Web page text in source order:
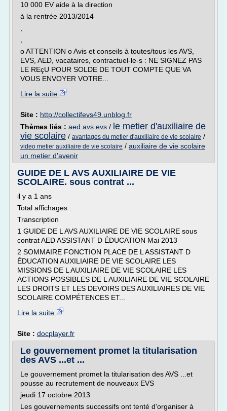
10 000 EV aide à la direction
à la rentrée 2013/2014
o ATTENTION o Avis et conseils à toutes/tous les AVS,
EVS, AED, vacataires, contractuel-le-s : NE SIGNEZ PAS
LE REçU POUR SOLDE DE TOUT COMPTE QUE VA
VOUS ENVOYER VOTRE...
Lire la suite
Site : http://collectifevs49.unblog.fr
Thèmes liés : aed avs evs / le metier d'auxiliaire de
vie scolaire / avantages du metier d'auxiliaire de vie scolaire /
video metier auxiliaire de vie scolaire / auxiliaire de vie scolaire
un metier d'avenir
GUIDE DE L AVS AUXILIAIRE DE VIE
SCOLAIRE. sous contrat ...
il y a 1 ans
Total affichages :
Transcription
1 GUIDE DE L AVS AUXILIAIRE DE VIE SCOLAIRE sous
contrat AED ASSISTANT D ÉDUCATION Mai 2013
2 SOMMAIRE FONCTION PLACE DE L ASSISTANT D
ÉDUCATION AUXILIAIRE DE VIE SCOLAIRE LES
MISSIONS DE L AUXILIAIRE DE VIE SCOLAIRE LES
ACTIONS POSSIBLES DE L AUXILIAIRE DE VIE SCOLAIRE
LES DROITS ET LES DEVOIRS DES AUXILIAIRES DE VIE
SCOLAIRE COMPÉTENCES ET...
Lire la suite
Site : docplayer.fr
Le gouvernement promet la titularisation
des AVS ...et ...
Le gouvernement promet la titularisation des AVS ...et
pousse au recrutement de nouveaux EVS
jeudi 17 octobre 2013
Les gouvernements successifs ont tenté d'organiser à